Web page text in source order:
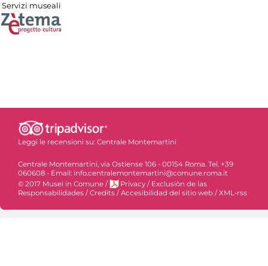
Servizi museali
Leggi le recensioni su: Centrale Montemartini
Centrale Montemartini, via Ostiense 106 - 00154 Roma. Tel. +39
060608 - Email: info.centralemontemartini@comune.roma.it
© 2017 Musei in Comune / Privacy / Exclusiòn de las
Responsabilidades / Credits / Accesibilidad del sitio web / XML-rss